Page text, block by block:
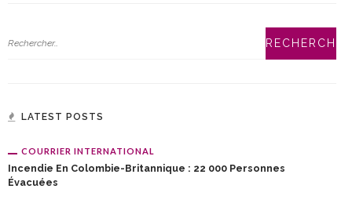
LATEST POSTS
COURRIER INTERNATIONAL
Incendie En Colombie-Britannique : 22 000 Personnes
Évacuées